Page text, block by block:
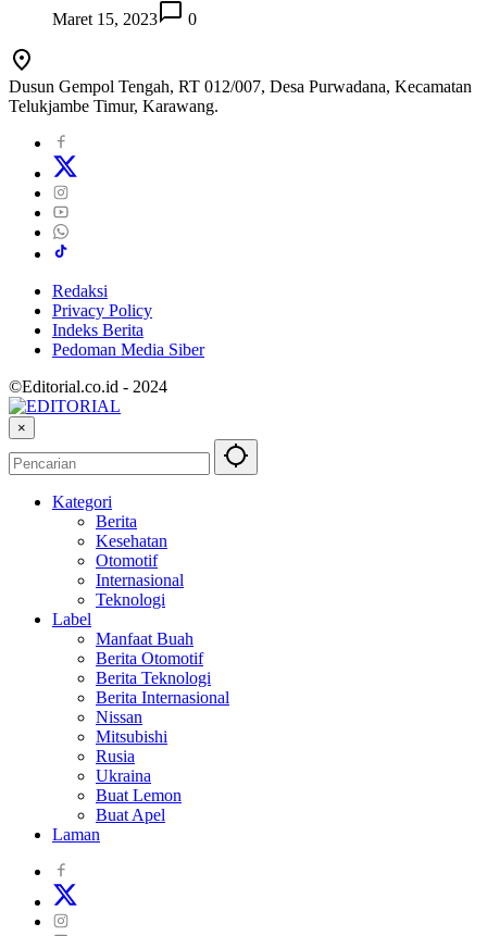
Maret 15, 2023
0
Dusun Gempol Tengah, RT 012/007, Desa Purwadana, Kecamatan
Telukjambe Timur, Karawang.
Redaksi
Privacy Policy
Indeks Berita
Pedoman Media Siber
©Editorial.co.id - 2024
×
Kategori
Berita
Kesehatan
Otomotif
Internasional
Teknologi
Label
Manfaat Buah
Berita Otomotif
Berita Teknologi
Berita Internasional
Nissan
Mitsubishi
Rusia
Ukraina
Buat Lemon
Buat Apel
Laman